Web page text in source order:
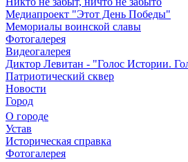
Медиапроект "Этот День Победы"
Мемориалы воинской славы
Фотогалерея
Видеогалерея
Диктор Левитан - "Голос Истории.
Патриотический сквер
Новости
Город
О городе
Устав
Историческая справка
Фотогалерея